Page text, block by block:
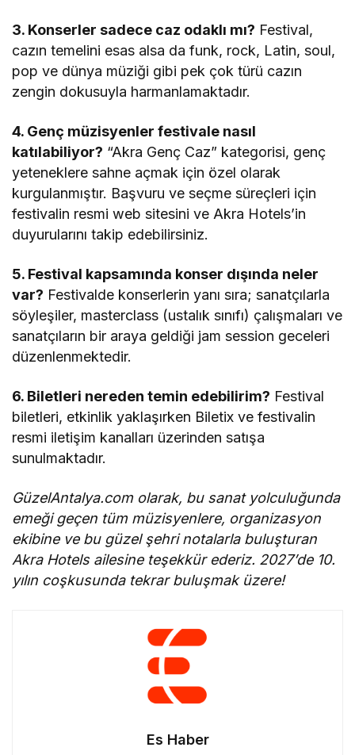
3. Konserler sadece caz odaklı mı? Festival,
cazın temelini esas alsa da funk, rock, Latin, soul,
pop ve dünya müziği gibi pek çok türü cazın
zengin dokusuyla harmanlamaktadır.
4. Genç müzisyenler festivale nasıl
katılabiliyor? “Akra Genç Caz” kategorisi, genç
yeteneklere sahne açmak için özel olarak
kurgulanmıştır. Başvuru ve seçme süreçleri için
festivalin resmi web sitesini ve Akra Hotels’in
duyurularını takip edebilirsiniz.
5. Festival kapsamında konser dışında neler
var? Festivalde konserlerin yanı sıra; sanatçılarla
söyleşiler, masterclass (ustalık sınıfı) çalışmaları ve
sanatçıların bir araya geldiği jam session geceleri
düzenlenmektedir.
6. Biletleri nereden temin edebilirim? Festival
biletleri, etkinlik yaklaşırken Biletix ve festivalin
resmi iletişim kanalları üzerinden satışa
sunulmaktadır.
GüzelAntalya.com olarak, bu sanat yolculuğunda
emeği geçen tüm müzisyenlere, organizasyon
ekibine ve bu güzel şehri notalarla buluşturan
Akra Hotels ailesine teşekkür ederiz. 2027’de 10.
yılın coşkusunda tekrar buluşmak üzere!
Es Haber